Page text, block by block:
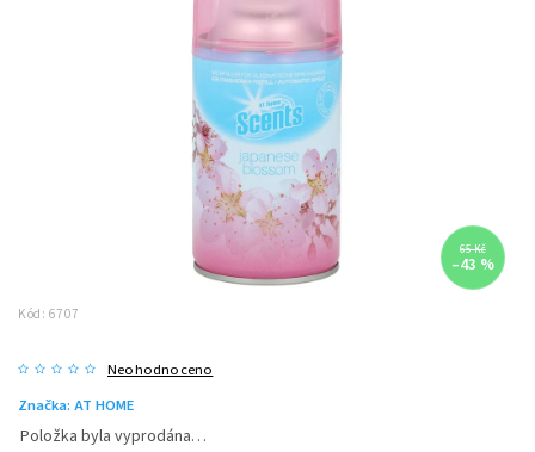
65 Kč
–43 %
Kód: 6707
Neohodnoceno
Značka: AT HOME
Položka byla vyprodána…